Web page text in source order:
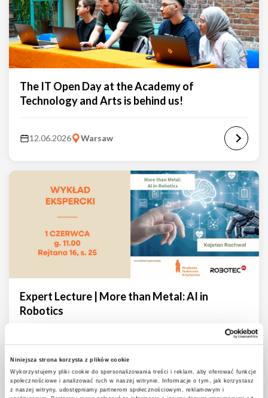
Niniejsza strona korzysta z plików cookie
Wykorzystujemy pliki cookie do spersonalizowania treści i reklam, aby oferować funkcje
społecznościowe i analizować ruch w naszej witrynie. Informacje o tym, jak korzystasz
z naszej witryny, udostępniamy partnerom społecznościowym, reklamowym i
The IT Open Day at the Academy of
Technology and Arts is behind us!
12.06.2026 Warsaw
Expert Lecture | More than Metal: AI in
Robotics
25.05.2026 Warsaw